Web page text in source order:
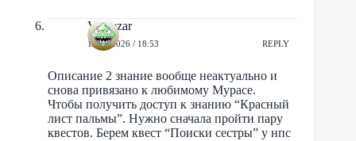
Vol4ezar
11/04/2026 / 18:53 REPLY
Описание 2 знание вообще неактуально и
снова привязано к любимому Мурасе.
Чтобы получить доступ к знанию “Красный
лист пальмы”. Нужно сначала пройти пару
квестов. Берем квест “Поиски сестры” у нпс